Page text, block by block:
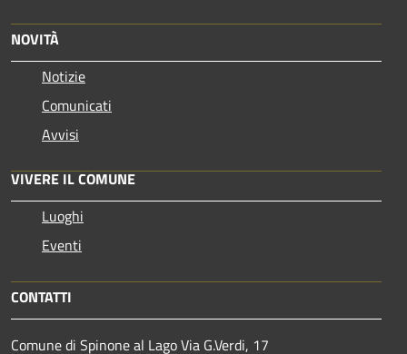
NOVITÀ
Notizie
Comunicati
Avvisi
VIVERE IL COMUNE
Luoghi
Eventi
CONTATTI
Comune di Spinone al Lago Via G.Verdi, 17